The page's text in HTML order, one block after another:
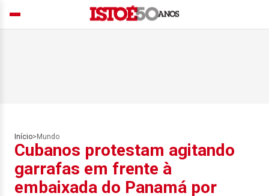
Início> Mundo
Cubanos protestam agitando
garrafas em frente à
embaixada do Panamá por